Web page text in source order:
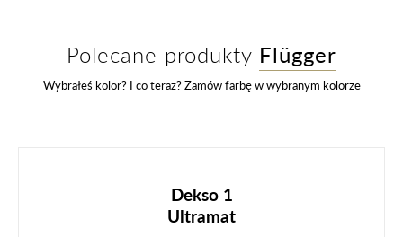
Polecane produkty Flügger
Wybrałeś kolor? I co teraz? Zamów farbę w wybranym kolorze
Dekso 1
Ultramat